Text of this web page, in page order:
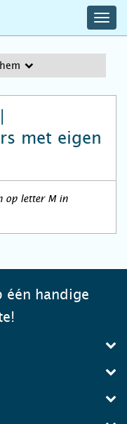
met eigen
op letter M in
één handige